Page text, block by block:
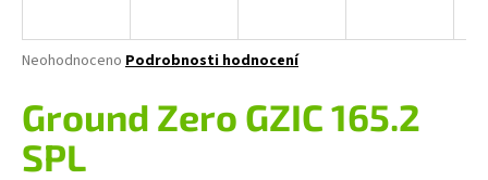
Průměrné
produktu
je
0,0
z
Neohodnoceno Podrobnosti hodnocení
Ground Zero GZIC 165.2
SPL
j
t
?